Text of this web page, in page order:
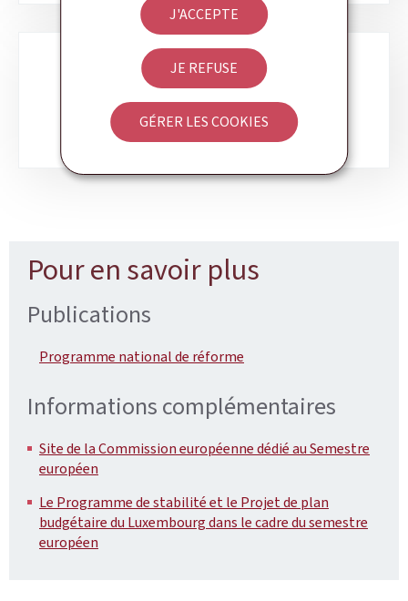
J'ACCEPTE
JE REFUSE
GÉRER LES COOKIES
INDICATEURS DE SUIVI
Pour en savoir plus
Publications
Programme national de réforme
Informations complémentaires
Site de la Commission européenne dédié au Semestre
européen
Le Programme de stabilité et le Projet de plan
budgétaire du Luxembourg dans le cadre du semestre
européen